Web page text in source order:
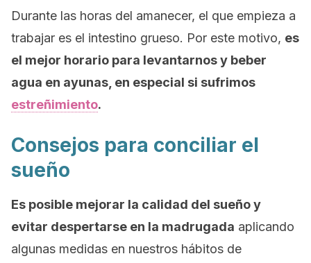
Durante las horas del amanecer, el que empieza a
trabajar es el intestino grueso. Por este motivo, es
el mejor horario para levantarnos y beber
agua en ayunas, en especial si sufrimos
estreñimiento.
Consejos para conciliar el
sueño
Es posible mejorar la calidad del sueño y
evitar despertarse en la madrugada aplicando
algunas medidas en nuestros hábitos de